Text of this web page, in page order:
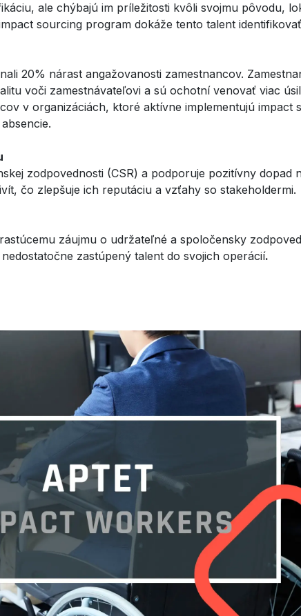
ale chýbajú im príležitosti kvôli svojmu pôvodu,
sourcing program dokáže tento talent
20% nárast angažovanosti zamestnancov.
voči zamestnávateľovi a sú ochotní venovať viac
v organizáciách, ktoré aktívne implementujú impact
zodpovednosti (CSR) a podporuje pozitívny dopad
čo zlepšuje ich reputáciu a vzťahy so stakeholdermi.
záujmu o udržateľné a spoločensky
zastúpený talent do svojich operácií.